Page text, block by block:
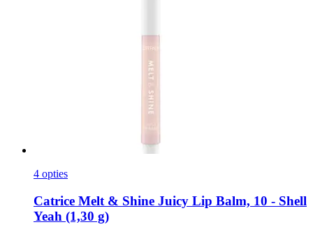
4 opties
Catrice Melt & Shine Juicy Lip Balm, 10 -​ Shell
Yeah (1,30 g)